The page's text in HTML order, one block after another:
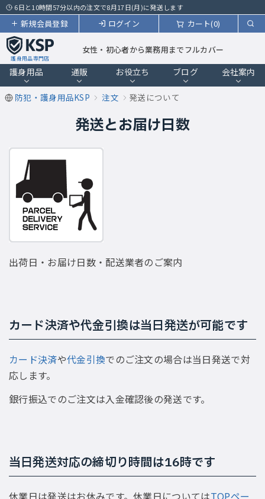
6日と10時間57分以内の注文で8月17日(月)に発送します
カート(0)
ログイン
新規会員登録
護身用品専門店
女性・初心者から業務用までフルカバー
護身用品 通販 お役立ち ブログ 会社案内
防犯・護身用品KSP 注文 発送について
発送とお届け日数
出荷日・お届け日数・配送業者のご案内
カード決済や代金引換は当日発送が可能です
カード決済や代金引換でのご注文の場合は当日発送で対
応します。
銀行振込でのご注文は入金確認後の発送です。
当日発送対応の締切り時間は16時です
休業日は発送はお休みです。休業日についてはTOPペー